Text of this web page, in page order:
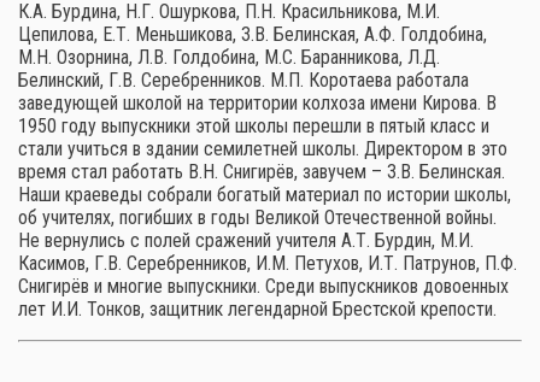
К.А. Бурдина, Н.Г. Ошуркова, П.Н. Красильникова, М.И.
Цепилова, Е.Т. Меньшикова, З.В. Белинская, А.Ф. Голдобина,
М.Н. Озорнина, Л.В. Голдобина, М.С. Баранникова, Л.Д.
Белинский, Г.В. Серебренников. М.П. Коротаева работала
заведующей школой на территории колхоза имени Кирова. В
1950 году выпускники этой школы перешли в пятый класс и
стали учиться в здании семилетней школы. Директором в это
время стал работать В.Н. Снигирёв, завучем – З.В. Белинская.
Наши краеведы собрали богатый материал по истории школы,
об учителях, погибших в годы Великой Отечественной войны.
Не вернулись с полей сражений учителя А.Т. Бурдин, М.И.
Касимов, Г.В. Серебренников, И.М. Петухов, И.Т. Патрунов, П.Ф.
Снигирёв и многие выпускники. Среди выпускников довоенных
лет И.И. Тонков, защитник легендарной Брестской крепости.